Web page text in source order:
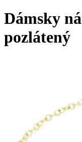
Dámsky
pozlátený